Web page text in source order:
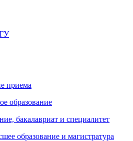
приема
образование
бакалавриат и специалитет
образование и магистратура